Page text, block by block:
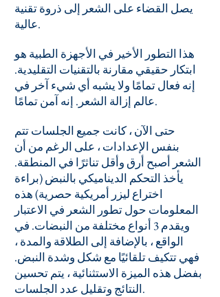
يصل القضاء على الشعر إلى ذروة تقنية
عالية.
هذا التطور الأخير في الأجهزة الطبية هو
ابتكار حقيقي مقارنة بالتقنيات التقليدية.
إنه فعال تمامًا ولا يشبه أي شيء آخر في
عالم إزالة الشعر. إنه آمن تمامًا.
حتى الآن ، كانت جميع الجلسات تتم
بنفس الإعدادات ، على الرغم من أن
الشعر أصبح أرق وأقل تناثرًا في المنطقة.
يأخذ التحكم الديناميكي بالنبض (براءة
اختراع ليزر أمريكية حصرية) هذه
المعلومات حول تطور الشعر في الاعتبار
ويقدم 3 أنواع مختلفة من النبضات. في
الواقع ، بالإضافة إلى الطلاقة والمدة ،
فهي تتكيف تلقائيًا مع شكل وشدة النبض.
بفضل هذه الميزة الاستثنائية ، يتم تحسين
النتائج وتقليل عدد الجلسات.